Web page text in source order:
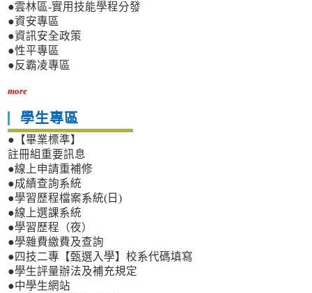
●雲林區-實用技能學程分發
●資安專區
●資訊安全政策
●性平專區
●反霸凌專區
more
學生專區
●【畢業標準】
註冊組重要訊息
●線上申請重補修
●成績查詢系統
●學習歷程檔案系統(日)
●線上選課系統
●學習歷程（夜）
●學雜費繳費及查詢
●四技二專【甄選入學】校系代碼填寫
●學生評量辦法及補充規定
●中學生網站